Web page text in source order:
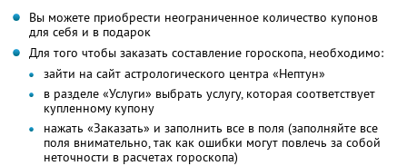
Вы можете приобрести неограниченное количество купонов
для себя и в подарок
Для того чтобы заказать составление гороскопа, необходимо:
зайти на сайт астрологического центра «Нептун»
в разделе «Услуги» выбрать услугу, которая соответствует
купленному купону
нажать «Заказать» и заполнить все в поля (заполняйте все
поля внимательно, так как ошибки могут повлечь за собой
неточности в расчетах гороскопа)